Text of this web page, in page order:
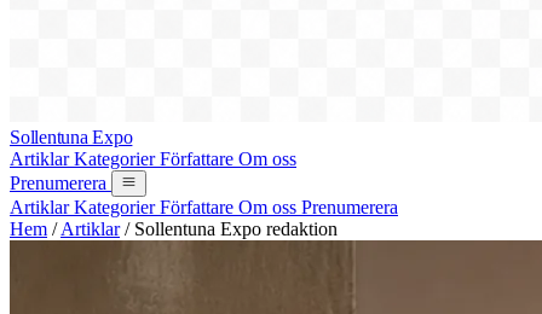
Sollentuna Expo
ArtiklarKategorierFörfattare Om oss
Prenumerera
ArtiklarKategorierFörfattare Om oss Prenumerera
Hem / Artiklar / Sollentuna Expo redaktion